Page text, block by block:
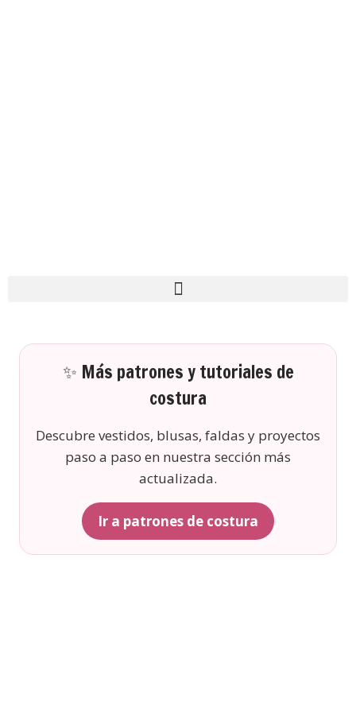
✨ Más patrones y tutoriales de
costura
Descubre vestidos, blusas, faldas y proyectos
paso a paso en nuestra sección más
actualizada.
Ir a patrones de costura